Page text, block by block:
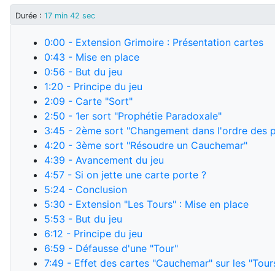
Durée : 17 min 42 sec
0:00 - Extension Grimoire : Présentation cartes
0:43 - Mise en place
0:56 - But du jeu
1:20 - Principe du jeu
2:09 - Carte "Sort"
2:50 - 1er sort "Prophétie Paradoxale"
3:45 - 2ème sort "Changement dans l'ordre des
4:20 - 3ème sort "Résoudre un Cauchemar"
4:39 - Avancement du jeu
4:57 - Si on jette une carte porte ?
5:24 - Conclusion
5:30 - Extension "Les Tours" : Mise en place
5:53 - But du jeu
6:12 - Principe du jeu
6:59 - Défausse d'une "Tour"
7:49 - Effet des cartes "Cauchemar" sur les